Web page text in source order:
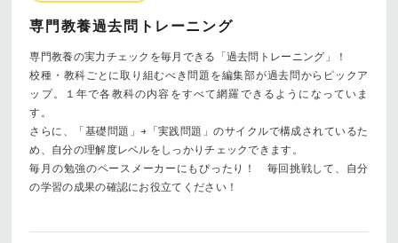
専門教養過去問トレーニング
専門教養の実力チェックを毎月できる「過去問トレーニング」！
校種・教科ごとに取り組むべき問題を編集部が過去問からピックア
ップ。１年で各教科の内容をすべて網羅できるようになっていま
す。
さらに、「基礎問題」→「実践問題」のサイクルで構成されているた
め、自分の理解度レベルをしっかりチェックできます。
毎月の勉強のペースメーカーにもぴったり！ 毎回挑戦して、自分
の学習の成果の確認にお役立てください！